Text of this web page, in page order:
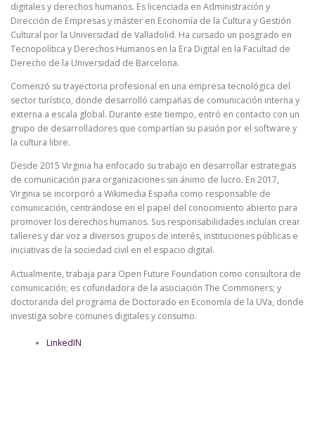
digitales y derechos humanos. Es licenciada en Administración y
Dirección de Empresas y máster en Economía de la Cultura y Gestión
Cultural por la Universidad de Valladolid. Ha cursado un posgrado en
Tecnopolítica y Derechos Humanos en la Era Digital en la Facultad de
Derecho de la Universidad de Barcelona.
Comenzó su trayectoria profesional en una empresa tecnológica del
sector turístico, donde desarrolló campañas de comunicación interna y
externa a escala global. Durante este tiempo, entró en contacto con un
grupo de desarrolladores que compartían su pasión por el software y
la cultura libre.
Desde 2015 Virginia ha enfocado su trabajo en desarrollar estrategias
de comunicación para organizaciones sin ánimo de lucro. En 2017,
Virginia se incorporó a Wikimedia España como responsable de
comunicación, centrándose en el papel del conocimiento abierto para
promover los derechos humanos. Sus responsabilidades incluían crear
talleres y dar voz a diversos grupos de interés, instituciones públicas e
iniciativas de la sociedad civil en el espacio digital.
Actualmente, trabaja para Open Future Foundation como consultora de
comunicación; es cofundadora de la asociación The Commoners; y
doctoranda del programa de Doctorado en Economía de la UVa, donde
investiga sobre comunes digitales y consumo.
LinkedIN